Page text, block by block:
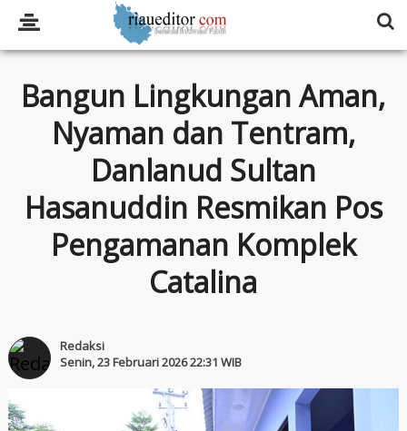
Bangun Lingkungan Aman,
Nyaman dan Tentram,
Danlanud Sultan
Hasanuddin Resmikan Pos
Pengamanan Komplek
Catalina
Redaksi
Senin, 23 Februari 2026 22:31 WIB